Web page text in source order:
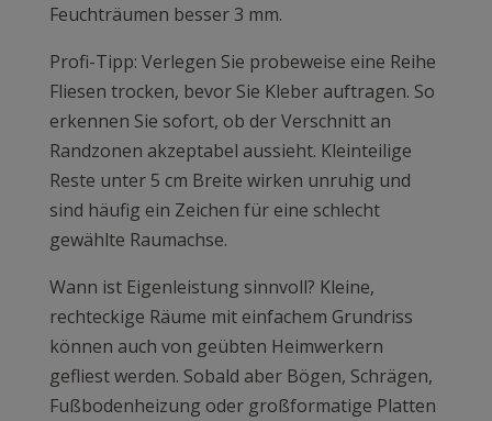
Feuchträumen besser 3 mm.
Profi-Tipp: Verlegen Sie probeweise eine Reihe
Fliesen trocken, bevor Sie Kleber auftragen. So
erkennen Sie sofort, ob der Verschnitt an
Randzonen akzeptabel aussieht. Kleinteilige
Reste unter 5 cm Breite wirken unruhig und
sind häufig ein Zeichen für eine schlecht
gewählte Raumachse.
Wann ist Eigenleistung sinnvoll? Kleine,
rechteckige Räume mit einfachem Grundriss
können auch von geübten Heimwerkern
gefliest werden. Sobald aber Bögen, Schrägen,
Fußbodenheizung oder großformatige Platten